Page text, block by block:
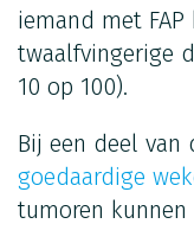
iemand met
twaalfvingerige
10 op 100).
Bij een deel van
goedaardige
tumoren